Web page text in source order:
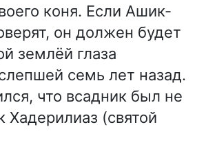
коня. Если Ашик-
он должен будет
землёй глаза
семь лет назад.
что всадник был не
Хадерилиаз (святой